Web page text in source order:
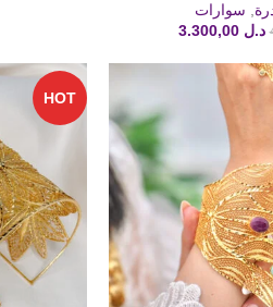
, سوارات
د.ل 3.300,00
HOT